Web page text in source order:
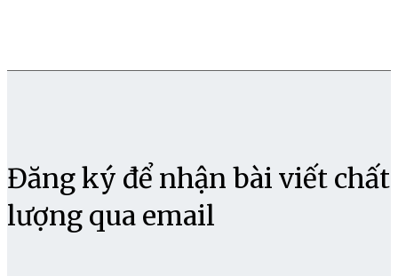
Đăng ký để nhận bài viết chất
lượng qua email